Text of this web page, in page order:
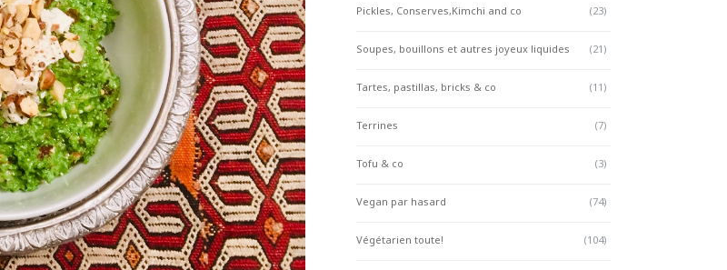
Pickles, Conserves,Kimchi and co (23)
Soupes, bouillons et autres joyeux liquides (21)
Tartes, pastillas, bricks & co (11)
Terrines (7)
Tofu & co (3)
Vegan par hasard (74)
Végétarien toute! (104)